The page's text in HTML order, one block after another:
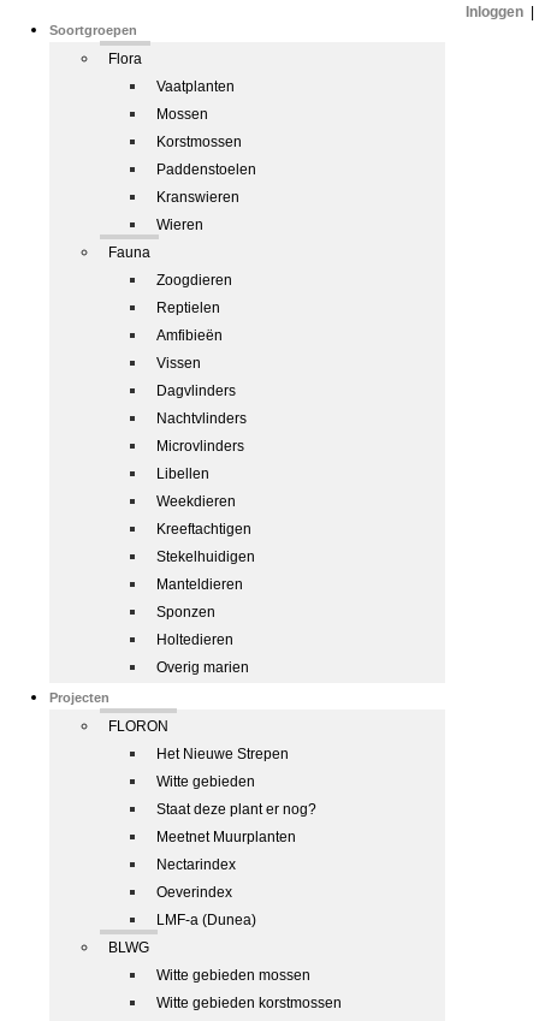
Soortgroepen
Flora
Vaatplanten
Mossen
Korstmossen
Paddenstoelen
Kranswieren
Wieren
Fauna
Zoogdieren
Reptielen
Amfibieën
Vissen
Dagvlinders
Nachtvlinders
Microvlinders
Libellen
Weekdieren
Kreeftachtigen
Stekelhuidigen
Manteldieren
Sponzen
Holtedieren
Overig marien
Projecten
FLORON
Het Nieuwe Strepen
Witte gebieden
Staat deze plant er nog?
Meetnet Muurplanten
Nectarindex
Oeverindex
LMF-a (Dunea)
BLWG
Witte gebieden mossen
Witte gebieden korstmossen
Inloggen